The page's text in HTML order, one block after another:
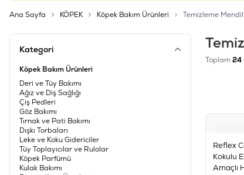
Ana Sayfa KÖPEK Köpek Bakım Ürünleri Temizleme Mendili
Kategori
Köpek Bakım Ürünleri
Deri ve Tüy Bakımı
Ağız ve Diş Sağlığı
Çiş Pedleri
Göz Bakımı
Tırnak ve Pati Bakımı
Dışkı Torbaları
Leke ve Koku Gidericiler
Tüy Toplayıcılar ve Rulolar
Köpek Parfümü
Kulak Bakımı
Toplam24
Reflex
Kokulu
Amaçlı